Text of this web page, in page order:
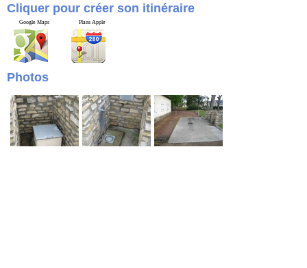
Cliquer pour créer son itinéraire
Google Maps Plans Apple
Photos